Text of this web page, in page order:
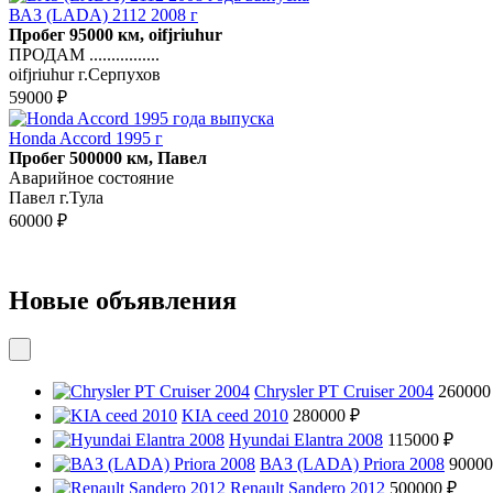
ВАЗ (LADA) 2112 2008 г
Пробег 95000 км, oifjriuhur
ПРОДАМ ................
oifjriuhur г.Серпухов
59000 ₽
Honda Accord 1995 г
Пробег 500000 км, Павел
Аварийное состояние
Павел г.Тула
60000 ₽
Новые объявления
Chrysler PT Cruiser 2004
KIA ceed 2010 280000 ₽
Hyundai Elantra 2008 115000 ₽
ВАЗ (LADA) Priora 2008
Renault Sandero 2012 500000 ₽